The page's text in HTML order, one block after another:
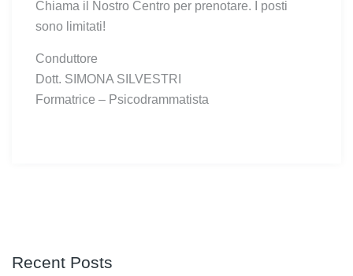
Chiama il Nostro Centro per prenotare. I posti
sono limitati!
Conduttore
Dott. SIMONA SILVESTRI
Formatrice – Psicodrammatista
Recent Posts